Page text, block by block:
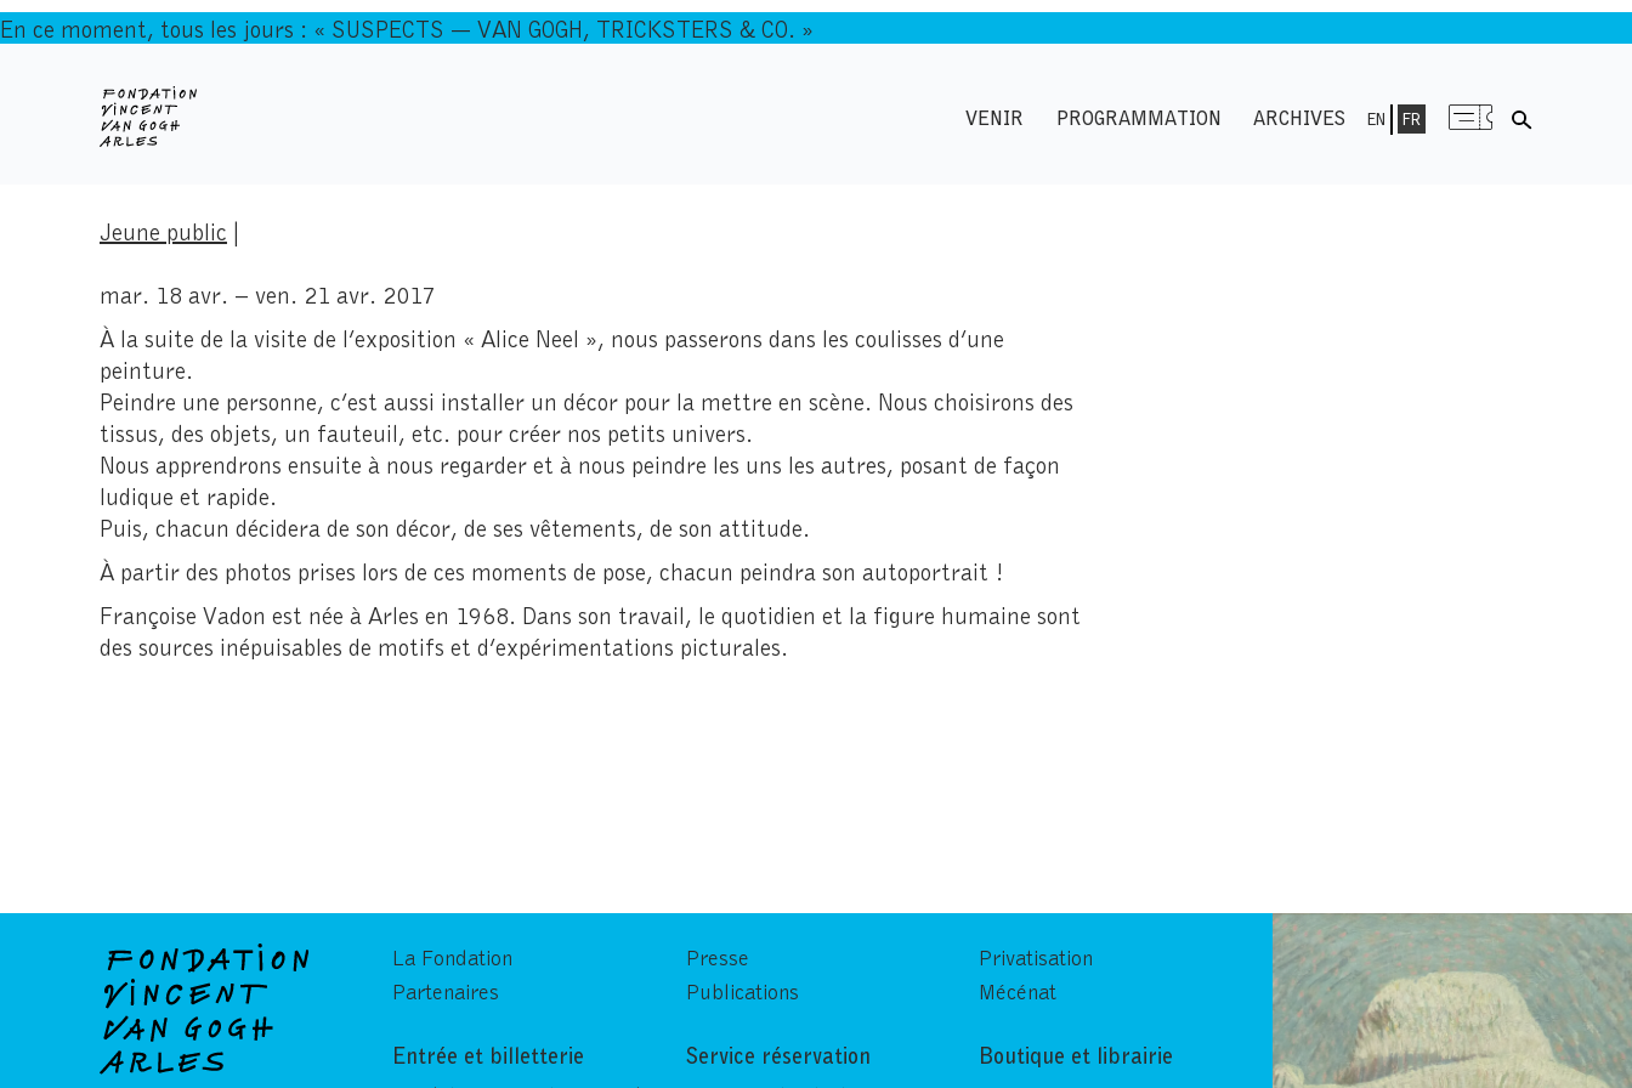
En ce moment, tous les jours : « SUSPECTS — VAN GOGH, TRICKSTERS & CO. »
VENIR PROGRAMMATION ARCHIVES EN FR
Jeune public |
mar. 18 avr. – ven. 21 avr. 2017
À la suite de la visite de l’exposition « Alice Neel », nous passerons dans les coulisses d’une
peinture.
Peindre une personne, c’est aussi installer un décor pour la mettre en scène. Nous choisirons des
tissus, des objets, un fauteuil, etc. pour créer nos petits univers.
Nous apprendrons ensuite à nous regarder et à nous peindre les uns les autres, posant de façon
ludique et rapide.
Puis, chacun décidera de son décor, de ses vêtements, de son attitude.
À partir des photos prises lors de ces moments de pose, chacun peindra son autoportrait !
Françoise Vadon est née à Arles en 1968. Dans son travail, le quotidien et la figure humaine sont
des sources inépuisables de motifs et d’expérimentations picturales.
La Fondation
Partenaires
Presse
Publications
Privatisation
Mécénat
Entrée et billetterie
Service réservation
Boutique et librairie